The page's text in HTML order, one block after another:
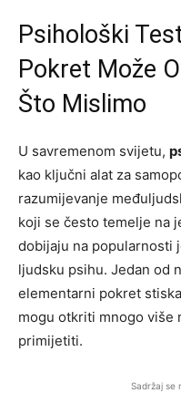
Psihološki
Pokret Može
Što Mislimo
U savremenom svijetu,
kao ključni alat za
razumijevanje
koji se često temelje na
dobijaju na popularnosti
ljudsku psihu. Jedan od
elementarni pokret
mogu otkriti mnogo više
primijetiti.
Sadržaj se